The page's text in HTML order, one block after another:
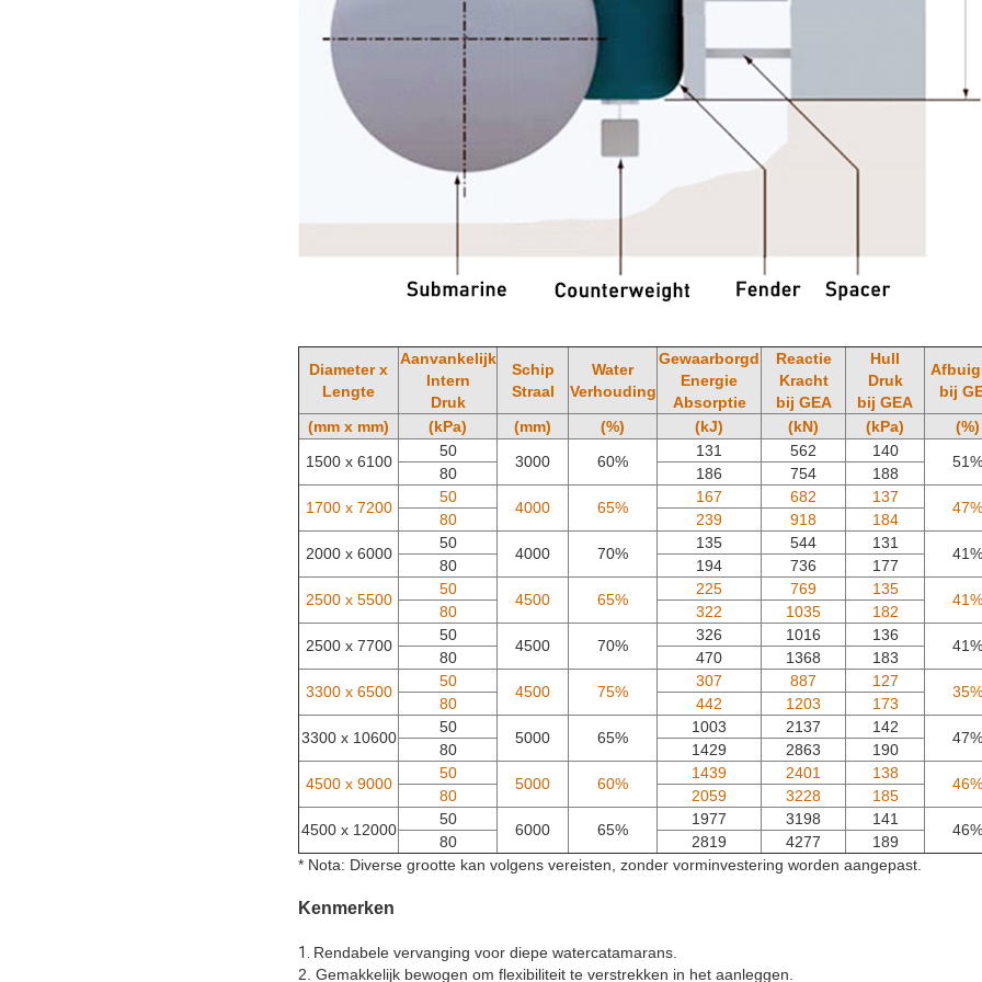
Diameter x
Lengte
Aanvankelijk
Intern
Druk
Schip
Straal
Water
Verhouding
Gewaarborgd
Energie
Absorptie
Reactie
Kracht
bij GEA
Hull
Druk
bij GEA
bij
(mm x mm)
(kPa) (mm) (%) (kJ) (kN) (kPa)
(%)
1500 x 6100
50
3000 60%
131 562 140
51%
80 186 754
188
1700 x 7200
50
4000 65%
167 682 137
47%
80 239 918
184
2000 x 6000
50
4000 70%
135 544 131
41%
80 194 736
177
2500 x 5500
50
4500 65%
225 769 135
41%
80 322 1035
182
2500 x 7700
50
4500 70%
326 1016 136
41%
80 470 1368
183
3300 x 6500
50
4500 75%
307 887 127
35%
80 442 1203
173
3300 x 10600
50
5000 65%
1003 2137 142
47%
80 1429 2863
190
4500 x 9000
50
5000 60%
1439 2401 138
46%
80 2059 3228
185
4500 x 12000
50
6000 65%
1977 3198 141
46%
80 2819 4277
189
* Nota: Diverse grootte kan volgens vereisten, zonder vorminvestering worden aangepast.
Kenmerken
1. Rendabele vervanging voor diepe watercatamarans.
2. Gemakkelijk bewogen om flexibiliteit te verstrekken in het aanleggen.